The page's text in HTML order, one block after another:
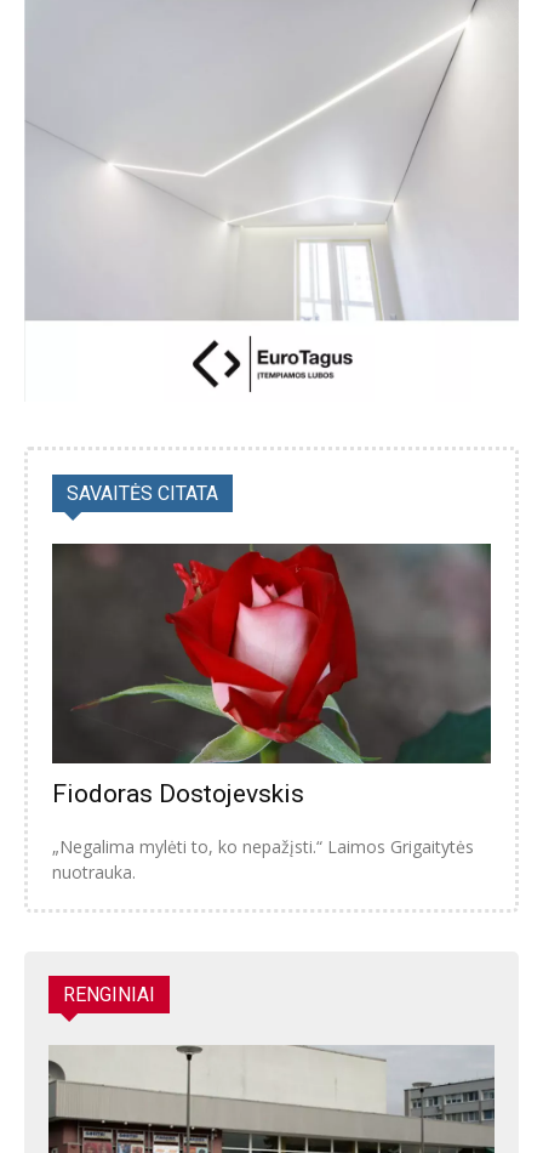
SAVAITĖS CITATA
Fiodoras Dostojevskis
„Negalima mylėti to, ko nepažįsti.“ Laimos Grigaitytės
nuotrauka.
RENGINIAI